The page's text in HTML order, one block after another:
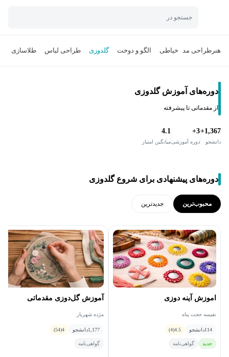
جستجو در
هنر طراحی مد خیاطی الگو و دوخت گلدوزی طراحی لباس طلاسازی
دوره‌های آموزش گلدوزی
از مقدماتی تا پیشرفته
1,367+
دانشجو
3+
دوره آموزشی
4.1
میانگین امتیاز
دوره‌های پیشنهادی برای شروع گلدوزی
محبوب‌ترین جدید‌ترین
اموزش آینه دوزی
نفیسه حجت پناه
114دانشجو 4.5
(4)
جدید گواهی‌نامه
آموزش گل‌دوزی مقدماتی
مژده شهریار
1,177دانشجو 4
(54)
گواهی‌نامه